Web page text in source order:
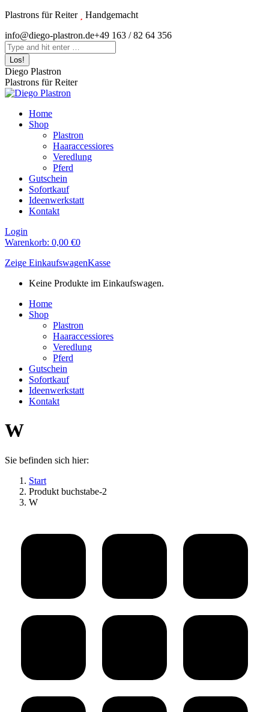
Zum
springen
Plastrons für Reiter
Handgemacht
Instagram
page
opens
in
new
window
info@diego-plastron.de+49 163 / 82 64 356
Search:
Diego Plastron
Plastrons für Reiter
Home
Shop
Plastron
Haaraccessiores
Veredlung
Pferd
Gutschein
Sofortkauf
Ideenwerkstatt
Kontakt
Login
Warenkorb: 0,00 €0
Zeige EinkaufswagenKasse
Keine Produkte im Einkaufswagen.
Home
Shop
Plastron
Haaraccessiores
Veredlung
Pferd
Gutschein
Sofortkauf
Ideenwerkstatt
Kontakt
W
Sie befinden sich hier:
Start
Produkt buchstabe-2
W